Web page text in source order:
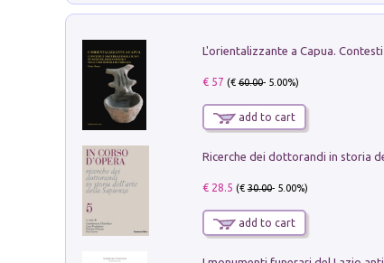
€ 57 (€60.00- 5.00%)
add to cart
€ 28.5 (€30.00- 5.00%)
add to cart